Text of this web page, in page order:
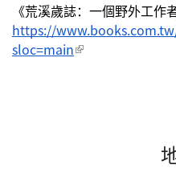
《荒溪歲誌：一個野外工作
https://
sloc=main(link is external)